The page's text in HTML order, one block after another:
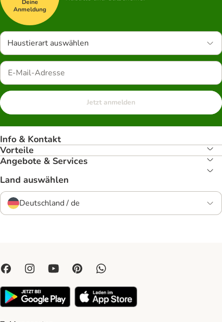
Deine
Anmeldung
Haustierart auswählen
Jetzt anmelden
Info & Kontakt
Vorteile
Angebote & Services
Land auswählen
Deutschland / de